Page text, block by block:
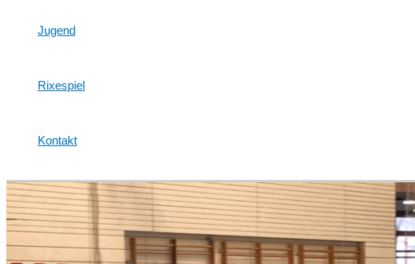
Jugend
Rixespiel
Kontakt